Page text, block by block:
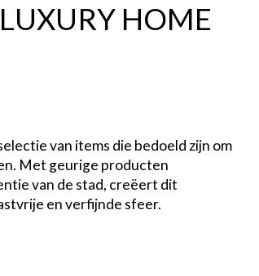
HOME
van items die bedoeld zijn om
Met geurige producten
van de stad, creëert dit
en verfijnde sfeer.
is